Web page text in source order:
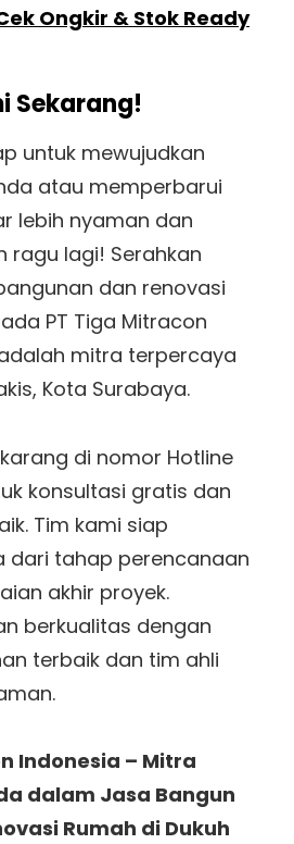
Ongkir & Stok Ready
Sekarang!
untuk mewujudkan
atau memperbarui
lebih nyaman dan
ragu lagi! Serahkan
dan renovasi
PT Tiga Mitracon
mitra terpercaya
Kota Surabaya.
di nomor Hotline
konsultasi gratis dan
Tim kami siap
dari tahap perencanaan
akhir proyek.
berkualitas dengan
terbaik dan tim ahli
Indonesia – Mitra
dalam Jasa Bangun
Rumah di Dukuh